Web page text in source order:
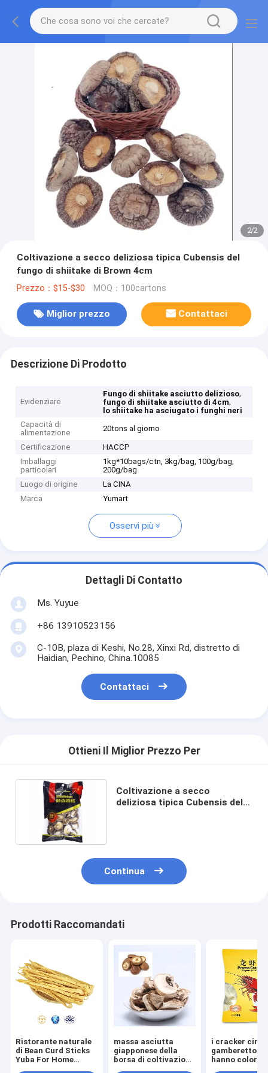
2/2
Coltivazione a secco deliziosa tipica Cubensis del
fungo di shiitake di Brown 4cm
Prezzo：$15-$30 MOQ：100cartons
Miglior prezzo Contattaci
Descrizione Di Prodotto
Evidenziare
Fungo di shiitake asciutto delizioso,
fungo di shiitake asciutto di 4cm,
lo shiitake ha asciugato i funghi neri
Capacità di
alimentazione
20tons al giorno
Certificazione
HACCP
Imballaggi
particolari
1kg*10bags/ctn, 3kg/bag, 100g/bag,
200g/bag
Luogo di origine
La CINA
Marca
Yumart
Osservi più
Dettagli Di Contatto
Ms. Yuyue
+86 13910523156
C-10B, plaza di Keshi, No.28, Xinxi Rd, distretto di
Haidian, Pechino, China.10085
Contattaci
Ottieni Il Miglior Prezzo Per
Coltivazione a secco
deliziosa tipica Cubensis del
Continua
Prodotti Raccomandati
Ristorante naturale
di Bean Curd Sticks
Yuba For Home
massa asciutta
giapponese della
borsa di coltivazione
i cracker
gamberetto
hanno